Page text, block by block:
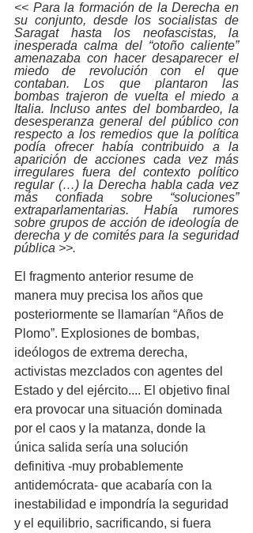
<< Para la formación de la Derecha en
su conjunto, desde los socialistas de
Saragat hasta los neofascistas, la
inesperada calma del “otoño caliente”
amenazaba con hacer desaparecer el
miedo de revolución con el que
contaban. Los que plantaron las
bombas trajeron de vuelta el miedo a
Italia. Incluso antes del bombardeo, la
desesperanza general del público con
respecto a los remedios que la política
podía ofrecer había contribuido a la
aparición de acciones cada vez más
irregulares fuera del contexto político
regular (…) la Derecha habla cada vez
más confiada sobre “soluciones”
extraparlamentarias. Había rumores
sobre grupos de acción de ideología de
derecha y de comités para la seguridad
pública >>.
El fragmento anterior resume de
manera muy precisa los años que
posteriormente se llamarían “Años de
Plomo”. Explosiones de bombas,
ideólogos de extrema derecha,
activistas mezclados con agentes del
Estado y del ejército.... El objetivo final
era provocar una situación dominada
por el caos y la matanza, donde la
única salida sería una solución
definitiva -muy probablemente
antidemócrata- que acabaría con la
inestabilidad e impondría la seguridad
y el equilibrio, sacrificando, si fuera